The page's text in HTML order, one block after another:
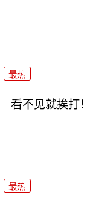
最热
看不见就挨打
最热